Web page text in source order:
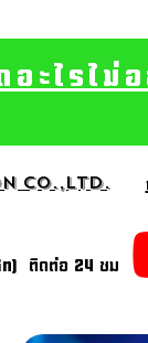
อะไรไ
CO.,Ltd.
ติดต่อ 24 ชม